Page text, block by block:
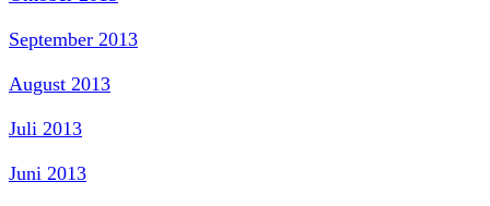
September 2013
August 2013
Juli 2013
Juni 2013